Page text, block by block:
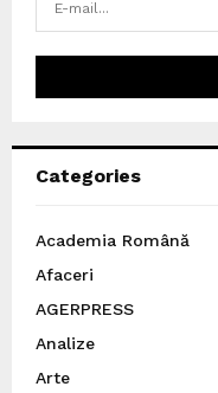
Categories
Academia Română
Afaceri
AGERPRESS
Analize
Arte